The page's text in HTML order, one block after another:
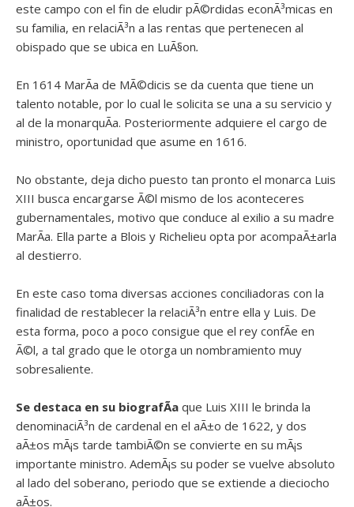
este campo con el fin de eludir pÃ©rdidas econÃ³micas en
su familia, en relaciÃ³n a las rentas que pertenecen al
obispado que se ubica en LuÃ§on.
En 1614 MarÃ­a de MÃ©dicis se da cuenta que tiene un
talento notable, por lo cual le solicita se una a su servicio y
al de la monarquÃ­a. Posteriormente adquiere el cargo de
ministro, oportunidad que asume en 1616.
No obstante, deja dicho puesto tan pronto el monarca Luis
XIII busca encargarse Ã©l mismo de los aconteceres
gubernamentales, motivo que conduce al exilio a su madre
MarÃ­a. Ella parte a Blois y Richelieu opta por acompaÃ±arla
al destierro.
En este caso toma diversas acciones conciliadoras con la
finalidad de restablecer la relaciÃ³n entre ella y Luis. De
esta forma, poco a poco consigue que el rey confÃ­e en
Ã©l, a tal grado que le otorga un nombramiento muy
sobresaliente.
Se destaca en su biografÃ­a que Luis XIII le brinda la
denominaciÃ³n de cardenal en el aÃ±o de 1622, y dos
aÃ±os mÃ¡s tarde tambiÃ©n se convierte en su mÃ¡s
importante ministro. AdemÃ¡s su poder se vuelve absoluto
al lado del soberano, periodo que se extiende a dieciocho
aÃ±os.